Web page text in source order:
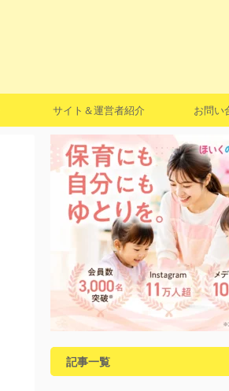
サイト＆運営者紹介 お問い
記事一覧